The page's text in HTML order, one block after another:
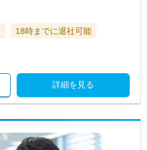
18時までに退社可能
詳細を見る